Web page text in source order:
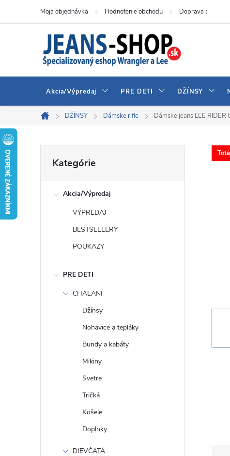
Moja objednávka Hodnotenie obchodu Doprava a platba
Akcia/Výpredaj PRE DETI DŽÍNSY
Domov
DŽÍNSY Dámske rifle Dámske jeans LEE
kategórie
Kategórie
Akcia/Výpredaj
VÝPREDAJ
BESTSELLERY
POUKAZY
PRE DETI
CHALANI
Džínsy
Nohavice a tepláky
Bundy a kabáty
Mikiny
Svetre
Tričká
Košele
Doplnky
DIEVČATÁ